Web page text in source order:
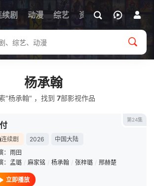
剧 动漫 综艺 资讯
杨承翰
"杨承翰" ，找到 7部影视作品
第24集
连续剧 2026
中国大陆
： 雨田
：
孟璐 / 麻家铭 / 杨承翰 / 张梓璐 / 邢赫楚
立即播放